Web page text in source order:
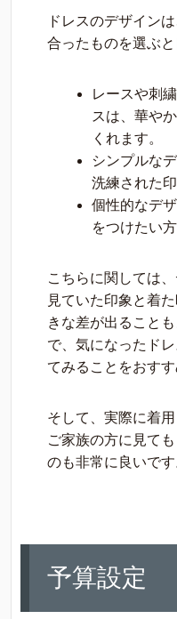
ドレスのデザイン
合ったものを選ぶと
レースや刺
スは、華や
くれます。
シンプルな
洗練された
個性的なデ
をつけたい
こちらに関しては
見ていた印象と着
きな差が出ること
で、気になったド
てみることをおすす
そして、実際に着
ご家族の方に見て
のも非常に良いです
予算設定